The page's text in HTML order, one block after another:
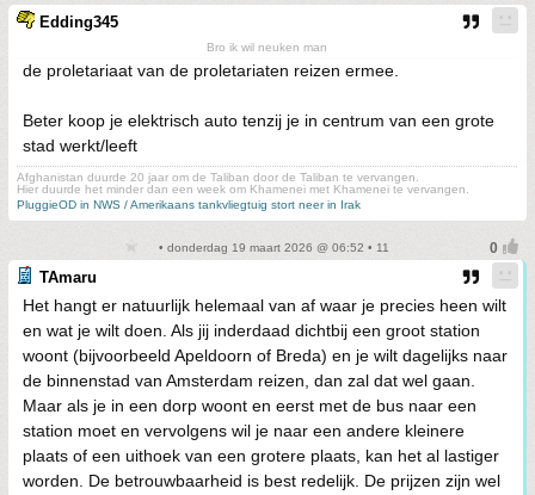
Edding345
Bro ik wil neuken man
de proletariaat van de proletariaten reizen ermee.
Beter koop je elektrisch auto tenzij je in centrum van een grote
stad werkt/leeft
Afghanistan duurde 20 jaar om de Taliban door de Taliban te vervangen.
Hier duurde het minder dan een week om Khamenei met Khamenei te vervangen.
PluggieOD in NWS / Amerikaans tankvliegtuig stort neer in Irak
• donderdag 19 maart 2026 @ 06:52 • 11
TAmaru
Het hangt er natuurlijk helemaal van af waar je precies heen wilt
en wat je wilt doen. Als jij inderdaad dichtbij een groot station
woont (bijvoorbeeld Apeldoorn of Breda) en je wilt dagelijks naar
de binnenstad van Amsterdam reizen, dan zal dat wel gaan.
Maar als je in een dorp woont en eerst met de bus naar een
station moet en vervolgens wil je naar een andere kleinere
plaats of een uithoek van een grotere plaats, kan het al lastiger
worden. De betrouwbaarheid is best redelijk. De prijzen zijn wel